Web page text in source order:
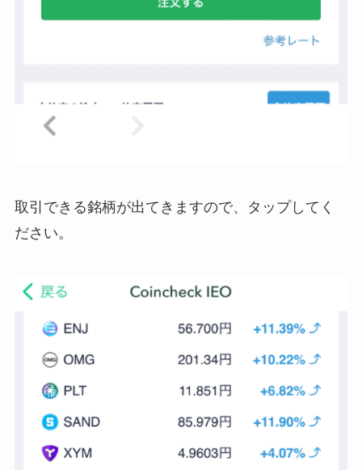
取引できる銘柄が出てきますので、タップしてく
ださい。